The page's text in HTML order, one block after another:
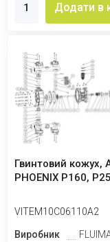
Додати в
Гвинтовий кожух,
PHOENIX P160,
VITEM10C06110A2
Виробник